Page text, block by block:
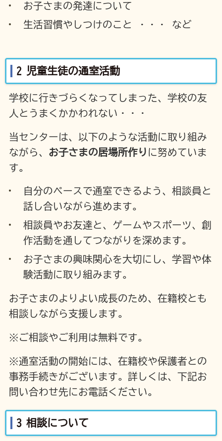
お子さまの発達について
生活習慣やしつけのこと ・・・ など
2 児童生徒の通室活動
学校に行きづらくなってしまった、学校の友
人とうまくかかわれない・・・
当センターは、以下のような活動に取り組み
ながら、 お子さまの居場所作り に努めていま
す。
自分のペースで通室できるよう、相談員と
話し合いながら進めます。
相談員やお友達と、ゲームやスポーツ、創
作活動を通してつながりを深めます。
お子さまの興味関心を大切にし、学習や体
験活動に取り組みます。
お子さまのよりよい成長のため、在籍校とも
相談しながら支援します。
※ご相談やご利用は無料です。
※通室活動の開始には、在籍校や保護者との
事務手続きがございます。詳しくは、下記お
問い合わせ先にお電話ください。
3 相談について